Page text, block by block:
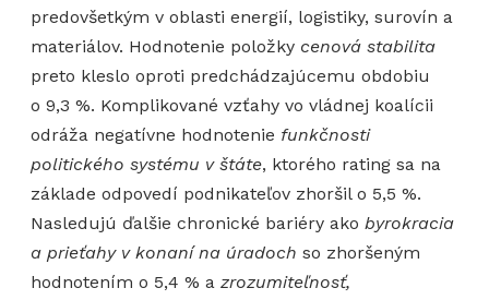
predovšetkým v oblasti energií, logistiky, surovín a
materiálov. Hodnotenie položky cenová stabilita
preto kleslo oproti predchádzajúcemu obdobiu
o 9,3 %. Komplikované vzťahy vo vládnej koalícii
odráža negatívne hodnotenie funkčnosti
politického systému v štáte, ktorého rating sa na
základe odpovedí podnikateľov zhoršil o 5,5 %.
Nasledujú ďalšie chronické bariéry ako byrokracia
a prieťahy v konaní na úradoch so zhoršeným
hodnotením o 5,4 % a zrozumiteľnosť,